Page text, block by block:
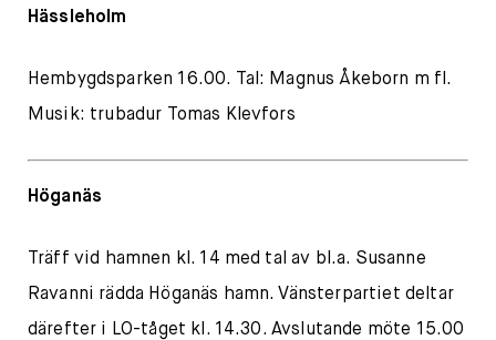
Hässleholm
Hembygdsparken 16.00. Tal: Magnus Åkeborn m fl.
Musik: trubadur Tomas Klevfors
Höganäs
Träff vid hamnen kl. 14 med tal av bl.a. Susanne
Ravanni rädda Höganäs hamn. Vänsterpartiet deltar
därefter i LO-tåget kl. 14.30. Avslutande möte 15.00